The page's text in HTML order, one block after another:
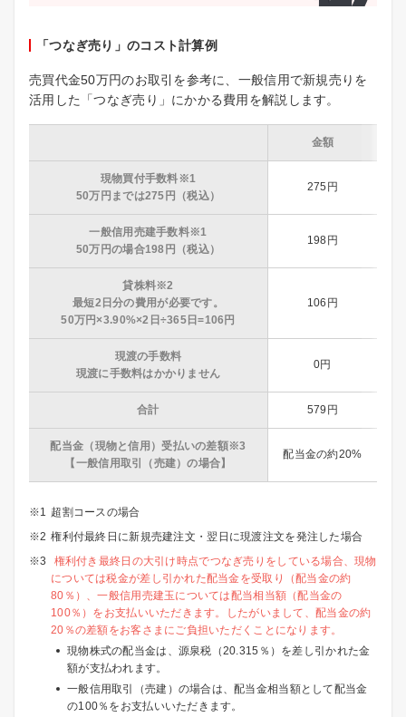
「つなぎ売り」のコスト計算例
売買代金50万円のお取引を参考に、一般信用で新規売りを
活用した「つなぎ売り」にかかる費用を解説します。
金額
現物買付手数料※1
50万円までは275円（税込）
275円
一般信用売建手数料※1
50万円の場合198円（税込）
198円
貸株料※2
最短2日分の費用が必要です。
50万円×3.90%×2日÷365日=106円
106円
現渡の手数料
現渡に手数料はかかりません
0円
合計 579円
配当金（現物と信用）受払いの差額※3
【一般信用取引（売建）の場合】
配当金の約20%
超割コースの場合
権利付最終日に新規売建注文・翌日に現渡注文を発注した場合
権利付き最終日の大引け時点でつなぎ売りをしている場合、現物
については税金が差し引かれた配当金を受取り（配当金の約
80％）、一般信用売建玉については配当相当額（配当金の
100％）をお支払いいただきます。したがいまして、配当金の約
20％の差額をお客さまにご負担いただくことになります。
現物株式の配当金は、源泉税（20.315％）を差し引かれた金
額が支払われます。
一般信用取引（売建）の場合は、配当金相当額として配当金
の100％をお支払いいただきます。